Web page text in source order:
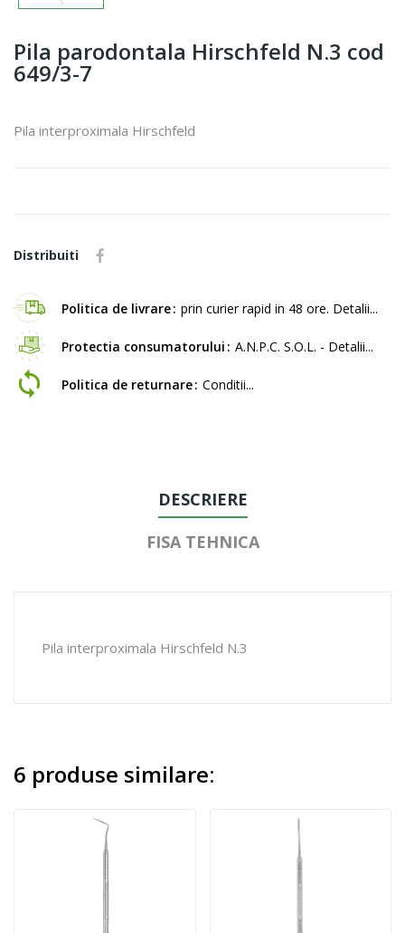
Pila parodontala Hirschfeld N.3 cod
649/3-7
Pila interproximala Hirschfeld
Distribuiti
Politica de livrare prin curier rapid in 48 ore. Detalii...
Protectia consumatorului A.N.P.C. S.O.L. - Detalii...
Politica de returnare Conditii...
DESCRIERE
FISA TEHNICA
Pila interproximala Hirschfeld N.3
6 produse similare: